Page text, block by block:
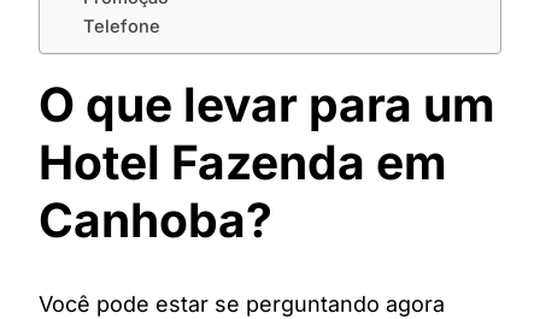
Telefone
O que levar para um
Hotel Fazenda em
Canhoba?
Você pode estar se perguntando agora